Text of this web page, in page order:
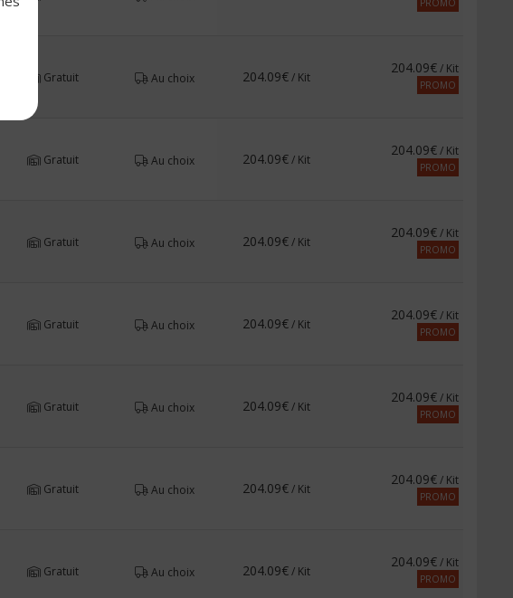
PROMO
Gratuit Au choix 204.09€/ Kit
204.09€/ Kit
PROMO
Gratuit Au choix 204.09€/ Kit
204.09€/ Kit
PROMO
Gratuit Au choix 204.09€/ Kit
204.09€/ Kit
PROMO
Gratuit Au choix 204.09€/ Kit
204.09€/ Kit
PROMO
Gratuit Au choix 204.09€/ Kit
204.09€/ Kit
PROMO
Gratuit Au choix 204.09€/ Kit
204.09€/ Kit
PROMO
Gratuit Au choix 204.09€/ Kit
204.09€/ Kit
PROMO